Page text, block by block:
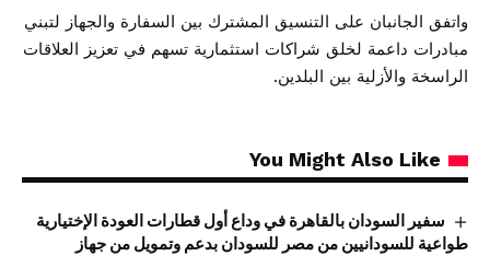
واتفق الجانبان على التنسيق المشترك بين السفارة والجهاز لتبني
مبادرات داعمة لخلق شراكات استثمارية تسهم في تعزيز العلاقات
الراسخة والأزلية بين البلدين.
You Might Also Like
سفير السودان بالقاهرة في وداع أول قطارات العودة الإختيارية
طواعية للسودانيين من مصر للسودان بدعم وتمويل من جهاز